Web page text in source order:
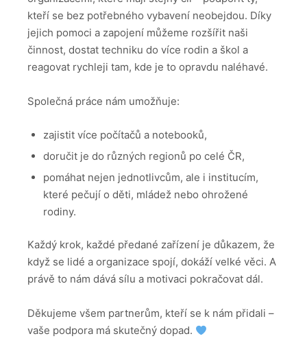
kteří se bez potřebného vybavení neobejdou. Díky
jejich pomoci a zapojení můžeme rozšířit naši
činnost, dostat techniku do více rodin a škol a
reagovat rychleji tam, kde je to opravdu naléhavé.
Společná práce nám umožňuje:
zajistit více počítačů a notebooků,
doručit je do různých regionů po celé ČR,
pomáhat nejen jednotlivcům, ale i institucím,
které pečují o děti, mládež nebo ohrožené
rodiny.
Každý krok, každé předané zařízení je důkazem, že
když se lidé a organizace spojí, dokáží velké věci. A
právě to nám dává sílu a motivaci pokračovat dál.
Děkujeme všem partnerům, kteří se k nám přidali –
vaše podpora má skutečný dopad.